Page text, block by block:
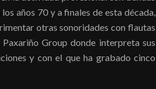
años 70 y a finales de esta década,
otras sonoridades con flautas
Group donde interpreta sus
y con el que ha grabado cinco